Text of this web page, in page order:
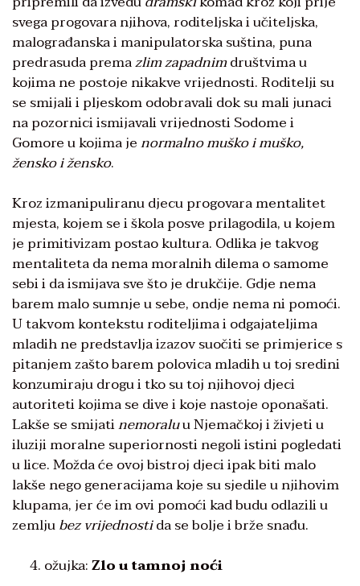
svega progovara njihova, roditeljska i učiteljska,
malograđanska i manipulatorska suština, puna
predrasuda premazlim zapadnimdruštvima u
kojima ne postoje nikakve vrijednosti. Roditelji su
se smijali i pljeskom odobravali dok su mali junaci
na pozornici ismijavali vrijednosti Sodome i
Gomore u kojima jenormalno muško i muško,
žensko i žensko.
Kroz izmanipuliranu djecu progovara mentalitet
mjesta, kojem se i škola posve prilagodila, u kojem
je primitivizam postao kultura. Odlika je takvog
mentaliteta da nema moralnih dilema o samome
sebi i da ismijava sve što je drukčije. Gdje nema
barem malo sumnje u sebe, ondje nema ni pomoći.
U takvom kontekstu roditeljima i odgajateljima
mladih ne predstavlja izazov suočiti se primjerice s
pitanjem zašto barem polovica mladih u toj sredini
konzumiraju drogu i tko su toj njihovoj djeci
autoriteti kojima se dive i koje nastoje oponašati.
Lakše se smijatinemoraluu Njemačkoj i živjeti u
iluziji moralne superiornosti negoli istini pogledati
u lice. Možda će ovoj bistroj djeci ipak biti malo
lakše nego generacijama koje su sjedile u njihovim
klupama, jer će im ovi pomoći kad budu odlazili u
zemljubez vrijednostida se bolje i brže snađu.
ožujka:Zlo u tamnoj noći